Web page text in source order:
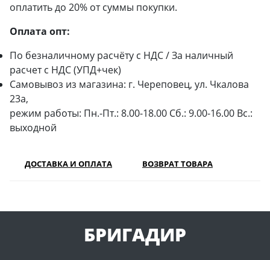
оплатить до 20% от суммы покупки.
Оплата опт:
По безналичному расчёту с НДС / За наличный
расчет с НДС (УПД+чек)
Самовывоз из магазина: г. Череповец, ул. Чкалова
23а,
режим работы: Пн.-Пт.: 8.00-18.00 Сб.: 9.00-16.00 Вс.:
выходной
ДОСТАВКА И ОПЛАТА ВОЗВРАТ ТОВАРА
БРИГАДИР